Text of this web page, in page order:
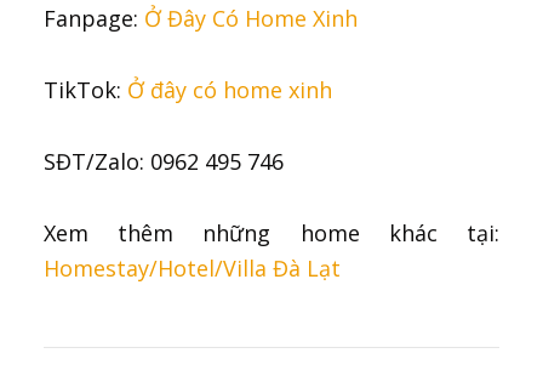
Fanpage: Ở Đây Có Home Xinh
TikTok: Ở đây có home xinh
SĐT/Zalo: 0962 495 746
Xem thêm những home khác tại:
Homestay/Hotel/Villa Đà Lạt